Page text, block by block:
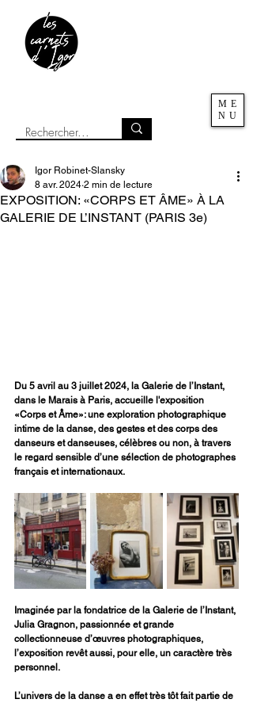
ME
NU
EXPOSITION: «CORPS ET ÂME» À LA
GALERIE DE L’INSTANT (PARIS 3e)
Igor Robinet-Slansky
8 avr. 2024 2 min de lecture
Du 5 avril au 3 juillet 2024, la Galerie de l’Instant,
dans le Marais à Paris, accueille l'exposition
«Corps et Âme»: une exploration photographique
intime de la danse, des gestes et des corps des
danseurs et danseuses, célèbres ou non, à travers
le regard sensible d’une sélection de photographes
français et internationaux.
Imaginée par la fondatrice de la Galerie de l’Instant,
Julia Gragnon, passionnée et grande
collectionneuse d’œuvres photographiques,
l’exposition revêt aussi, pour elle, un caractère très
personnel.
L’univers de la danse a en effet très tôt fait partie de